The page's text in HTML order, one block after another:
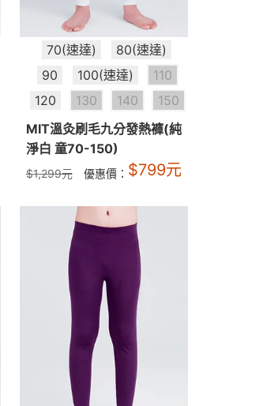
70(速達)
80(速達)
90
100(速達)
110
120
130 140
150
MIT溫灸刷毛九分發熱褲(純
淨白 童70-150)
$1,299元 優惠價： $799元